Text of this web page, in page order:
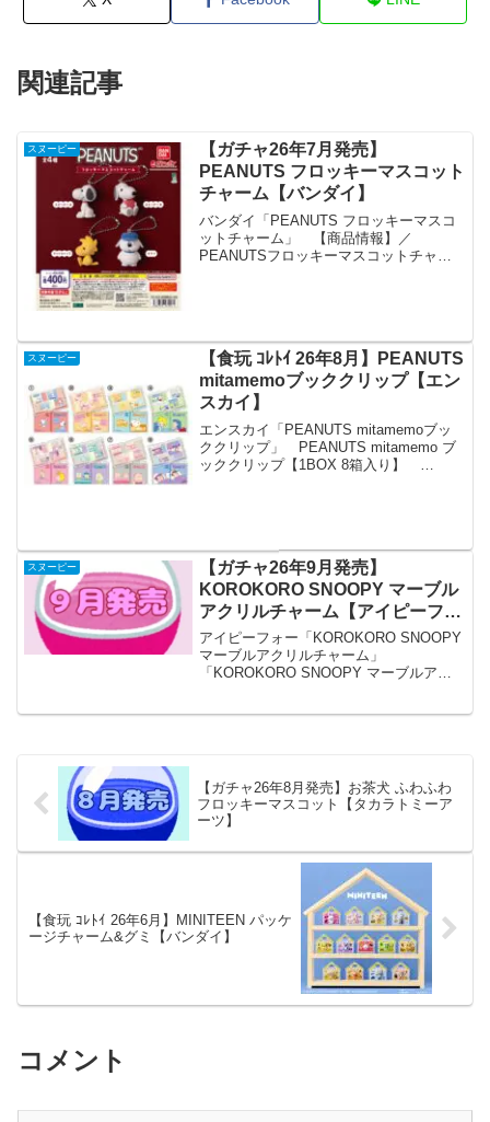
関連記事
スヌーピー
【ガチャ26年7月発売】
PEANUTS フロッキーマスコット
チャーム【バンダイ】
バンダイ「PEANUTS フロッキーマスコ
ットチャーム」 【商品情報】／
PEANUTSフロッキーマスコットチャー
スヌーピー
【食玩 ｺﾚﾄｲ 26年8月】PEANUTS
mitamemoブッククリップ【エン
スカイ】
エンスカイ「PEANUTS mitamemoブッ
ククリップ」 PEANUTS mitamemo ブ
ッククリップ【1BOX 8箱入り】
スヌーピー
【ガチャ26年9月発売】
KOROKORO SNOOPY マーブル
アクリルチャーム【アイピーフォ
ー】
アイピーフォー「KOROKORO SNOOPY
マーブルアクリルチャーム」
「KOROKORO SNOOPY マーブルアク
【ガチャ26年8月発売】お茶犬 ふわふわ
フロッキーマスコット【タカラトミーア
ーツ】
【食玩 ｺﾚﾄｲ 26年6月】MINITEEN パッケ
ージチャーム&グミ【バンダイ】
コメント